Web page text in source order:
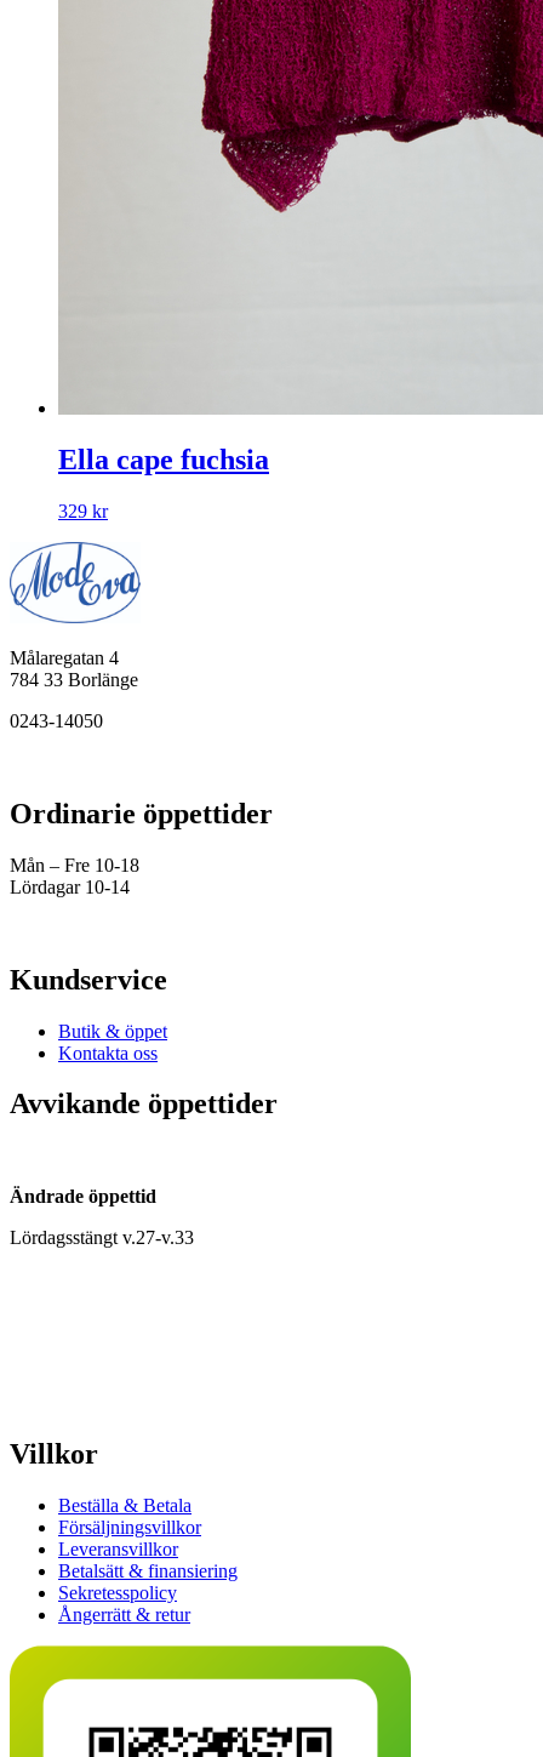
Ella cape fuchsia
329 kr
Målaregatan 4
784 33 Borlänge
0243-14050
Ordinarie öppettider
Mån – Fre 10-18
Lördagar 10-14
Kundservice
Butik & öppet
Kontakta oss
Avvikande öppettider
Ändrade öppettid
Lördagsstängt v.27-v.33
Villkor
Beställa & Betala
Försäljningsvillkor
Leveransvillkor
Betalsätt & finansiering
Sekretesspolicy
Ångerrätt & retur